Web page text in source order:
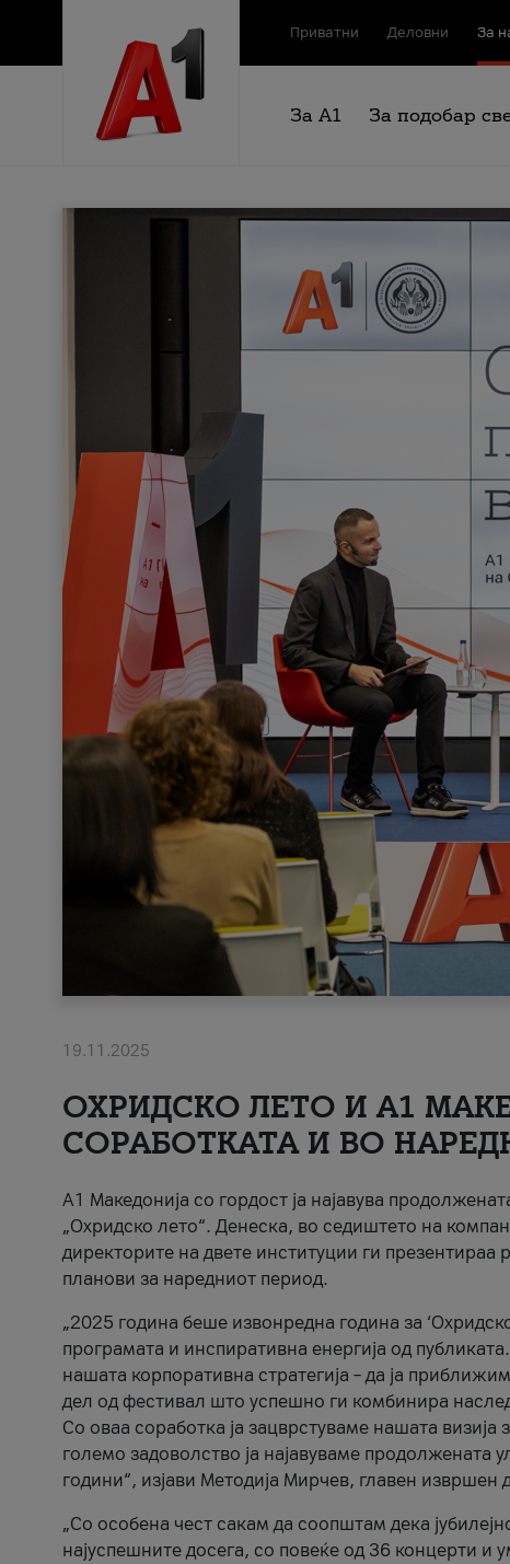
Приватни Деловни За
За А1 За подобар
19.11.2025
ОХРИДСКО ЛЕТО И A1
СОРАБОТКАТА И ВО
A1 Македонија со гордост ја најавува
„Охридско лето“. Денеска, во седиштето на
директорите на двете институции ги презентираа
планови за наредниот период.
„2025 година беше извонредна година за
програмата и инспиративна енергија од
нашата корпоративна стратегија – да ја
дел од фестивал што успешно ги комбинира
Со оваа соработка ја зацврстуваме нашата
големо задоволство ја најавуваме продолжената
години“, изјави Методија Мирчев, главен извршен
„Со особена чест сакам да соопштам дека
најуспешните досега, со повеќе од 36 концерти и